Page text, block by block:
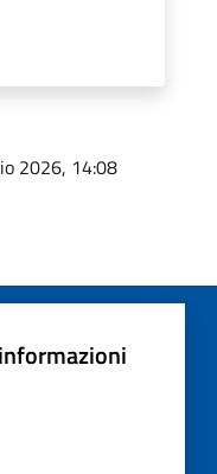
2026, 14:08